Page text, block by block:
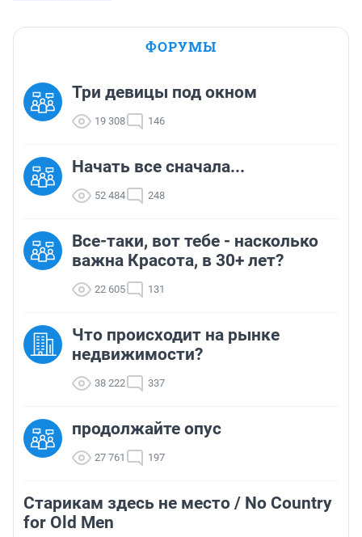
Пока ребенок, к примеру, вставляет пропущенные
буквы, он может познакомиться со многими
интересными фактами из истории, географии и пр.
и новые предметы?
ФОРУМЫ
Три девицы под окном
19 308 146
Начать все сначала...
52 484 248
Все-таки, вот тебе - насколько
важна Красота, в 30+ лет?
22 605 131
Что происходит на рынке
недвижимости?
38 222 337
продолжайте опус
27 761 197
Старикам здесь не место / No Country
for Old Men